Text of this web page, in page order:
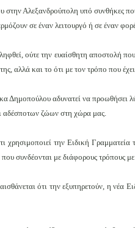
στην Αλεξανδρούπολη υπό συνθήκες
σε έναν λειτουργό ή σε έναν
ούτε την ευαίσθητη αποστολή
αλλά και το ότι με τον τρόπο που
Δημοπούλου αδυνατεί να προωθήσει
αδέσποτων ζώων στη χώρα μας.
χρησιμοποιεί την Ειδική
συνδέονται με διάφορους τρόπους
ότι την εξυπηρετούν, η